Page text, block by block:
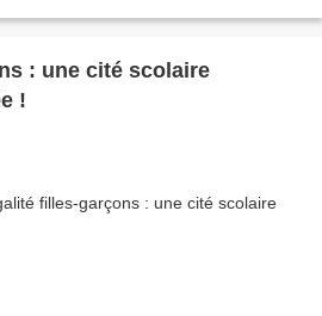
: une cité scolaire
!